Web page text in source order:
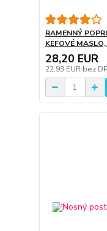
RAMENNÝ
KEFOVÉ
28,20 EUR
22,93 EUR bez